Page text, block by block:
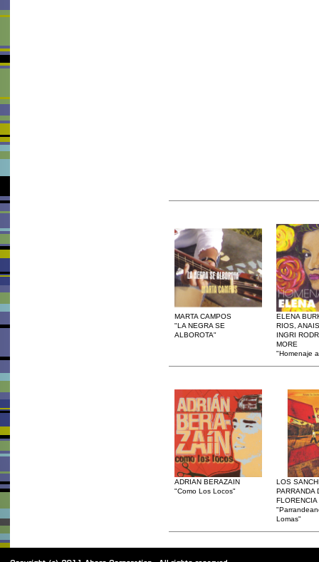
MARTA CAMPOS
"LA NEGRA SE
ALBOROTA"
ELENA
RIOS,
INGRI
MORE
"Homenaje
ADRIAN BERAZAIN
"Como Los Locos"
LOS
PARRANDA
FLORENCIA
Lomas"